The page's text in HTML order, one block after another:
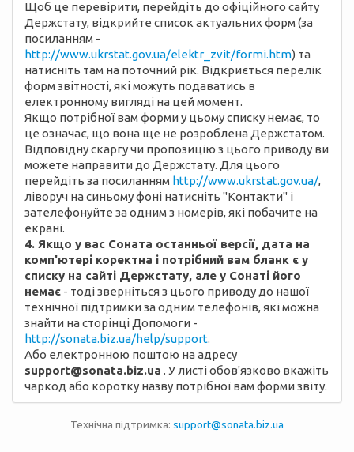
Щоб це перевірити, перейдіть до офіційного сайту
Держстату, відкрийте список актуальних форм (за
посиланням -
http://www.ukrstat.gov.ua/elektr_zvit/formi.htm) та
натисніть там на поточний рік. Відкриється перелік
форм звітності, які можуть подаватись в
електронному вигляді на цей момент.
Якщо потрібної вам форми у цьому списку немає, то
це означає, що вона ще не розроблена Держстатом.
Відповідну скаргу чи пропозицію з цього приводу ви
можете направити до Держстату. Для цього
перейдіть за посиланням http://www.ukrstat.gov.ua/,
ліворуч на синьому фоні натисніть "Контакти" і
зателефонуйте за одним з номерів, які побачите на
екрані.
4. Якщо у вас Соната останньої версії, дата на
комп'ютері коректна і потрібний вам бланк є у
списку на сайті Держстату, але у Сонаті його
немає - тоді зверніться з цього приводу до нашої
технічної підтримки за одним телефонів, які можна
знайти на сторінці Допомоги -
http://sonata.biz.ua/help/support.
Або електронною поштою на адресу
support@sonata.biz.ua . У листі обов'язково вкажіть
чаркод або коротку назву потрібної вам форми звіту.
Технічна підтримка: support@sonata.biz.ua